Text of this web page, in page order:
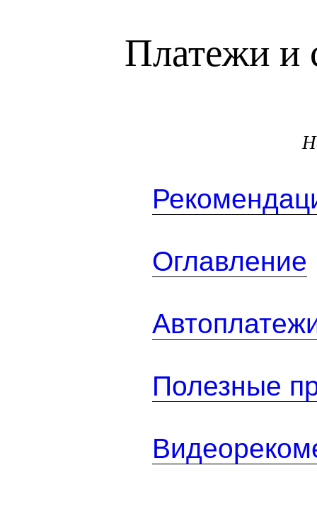
Платежи и
Оглавление
Полезные